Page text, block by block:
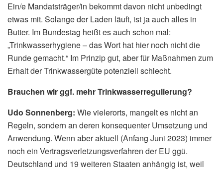
Ein/e Mandatsträger/in bekommt davon nicht unbedingt
etwas mit. Solange der Laden läuft, ist ja auch alles in
Butter. Im Bundestag heißt es auch schon mal:
„Trinkwasserhygiene – das Wort hat hier noch nicht die
Runde gemacht.“ Im Prinzip gut, aber für Maßnahmen zum
Erhalt der Trinkwassergüte potenziell schlecht.
Brauchen wir ggf. mehr Trinkwasserregulierung?
Udo Sonnenberg: Wie vielerorts, mangelt es nicht an
Regeln, sondern an deren konsequenter Umsetzung und
Anwendung. Wenn aber aktuell (Anfang Juni 2023) immer
noch ein Vertragsverletzungsverfahren der EU ggü.
Deutschland und 19 weiteren Staaten anhängig ist, weil